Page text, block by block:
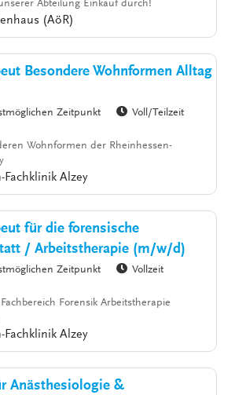
Abteilung Einkauf durch!
(AöR)
Besondere Wohnformen Alltag
Zeitpunkt
Voll/Teilzeit
Wohnformen der Rheinhessen-
Fachklinik Alzey
für die forensische
/ Arbeitstherapie (m/w/d)
Zeitpunkt
Vollzeit
Forensik Arbeitstherapie
Fachklinik Alzey
Anästhesiologie &